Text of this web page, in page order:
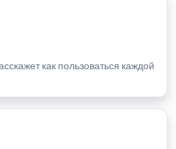
как пользоваться каждой